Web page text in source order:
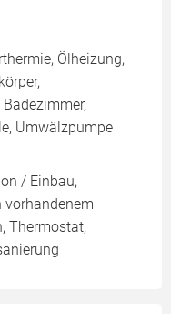
Ölheizung,
Umwälzpumpe
/ Einbau,
vorhandenem
Thermostat,